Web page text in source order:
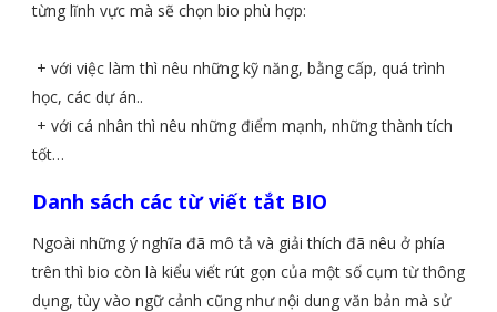
từng lĩnh vực mà sẽ chọn bio phù hợp:
+ với việc làm thì nêu những kỹ năng, bằng cấp, quá trình
học, các dự án..
+ với cá nhân thì nêu những điểm mạnh, những thành tích
tốt…
Danh sách các từ viết tắt BIO
Ngoài những ý nghĩa đã mô tả và giải thích đã nêu ở phía
trên thì bio còn là kiểu viết rút gọn của một số cụm từ thông
dụng, tùy vào ngữ cảnh cũng như nội dung văn bản mà sử